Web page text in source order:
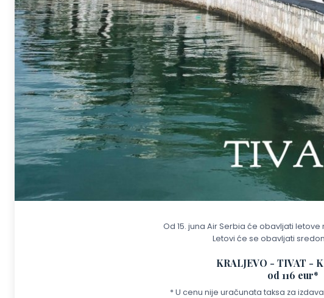
Od 15. juna Air Serbia će obavljati
Letovi će se obavljati
KRALJEVO - TIVAT -
od 116 eur*
* U cenu nije uračunata taksa za